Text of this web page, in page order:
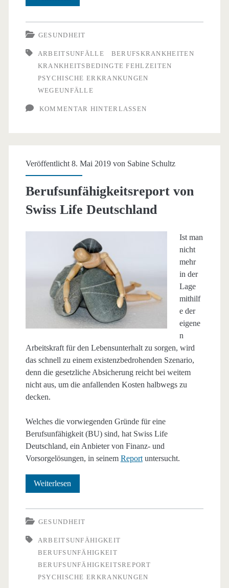
der
Arbeitsunfälle
sinkt
–
psychische
zu
GESUNDHEIT
ARBEITSUNFÄLLE
BERUFSKRANKHEITEN
KRANKHEITSBEDINGTE FEHLZEITEN
PSYCHISCHE ERKRANKUNGEN
WEGEUNFÄLLE
KOMMENTAR HINTERLASSEN
Veröffentlicht 8. Mai 2019 von Sabine Schultz
Berufsunfähigkeitsreport von
Swiss Life Deutschland
Ist man
nicht
mehr
in der
Lage
mithilf
e der
eigene
n
Arbeitskraft für den Lebensunterhalt zu sorgen, wird
das schnell zu einem existenzbedrohenden Szenario,
denn die gesetzliche Absicherung reicht bei weitem
nicht aus, um die anfallenden Kosten halbwegs zu
decken.
Welches die vorwiegenden Gründe für eine
Berufsunfähigkeit (BU) sind, hat Swiss Life
Deutschland, ein Anbieter von Finanz- und
Vorsorgelösungen, in seinem Reportuntersucht.
Weiterlesen
Swiss
Life
Deutschland
GESUNDHEIT
ARBEITSUNFÄHIGKEIT
BERUFSUNFÄHIGKEIT
BERUFSUNFÄHIGKEITSREPORT
PSYCHISCHE ERKRANKUNGEN